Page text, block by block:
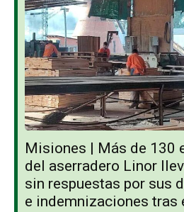
Misiones | Más de 130
del aserradero Linor
sin respuestas por sus
e indemnizaciones tras